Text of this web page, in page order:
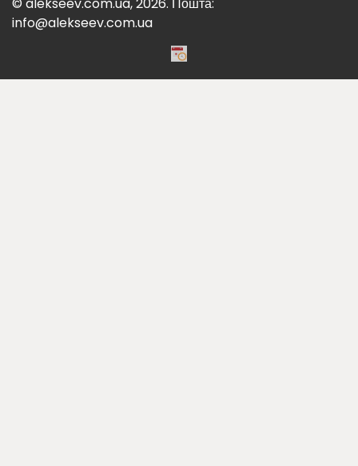
info@alekseev.com.ua